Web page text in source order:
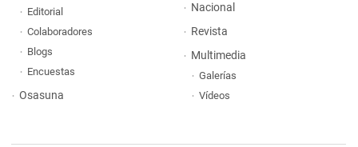
Editorial
Colaboradores
Blogs
Encuestas
Osasuna
Nacional
Revista
Multimedia
Galerías
Vídeos